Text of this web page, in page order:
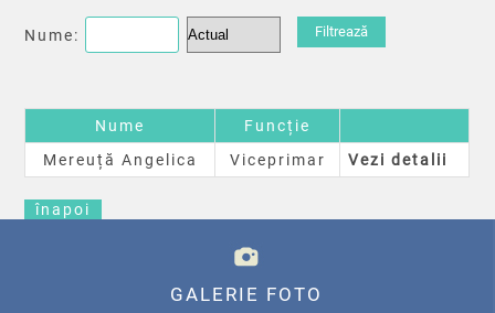
Nume:
Nume
Funcție
Mereuță Angelica
Viceprimar Vezi detalii
înapoi
GALERIE FOTO